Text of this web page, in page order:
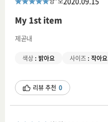
My 1st item
제곧내
색상 : 밝아요 사이즈 : 작아요
리뷰 추천 0